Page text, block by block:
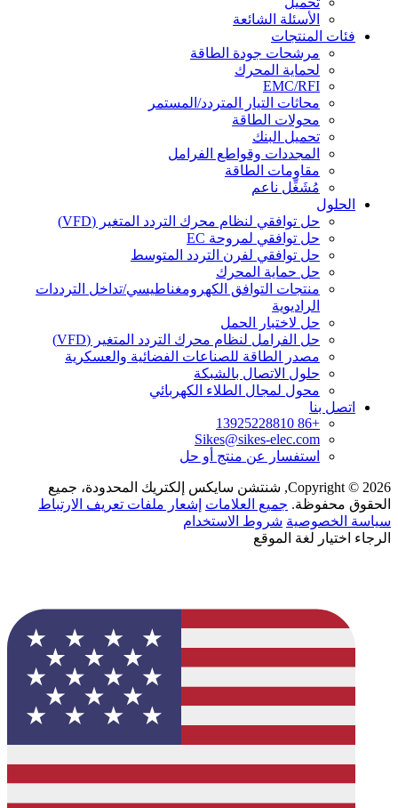
الأسئلة الشائعة
فئات المنتجات
مرشحات جودة الطاقة
لحماية المحرك
EMC/RFI
محاثات التيار المتردد/المستمر
محولات الطاقة
تحميل البنك
المجددات وقواطع الفرامل
مقاومات الطاقة
مُشَغِّل ناعم
الحلول
حل توافقي لنظام محرك التردد المتغير (VFD)
حل توافقي لمروحة EC
حل توافقي لفرن التردد المتوسط
حل حماية المحرك
منتجات التوافق الكهرومغناطيسي/تداخل الترددات
الراديوية
حل لاختبار الحمل
حل الفرامل لنظام محرك التردد المتغير (VFD)
مصدر الطاقة للصناعات الفضائية والعسكرية
حلول الاتصال بالشبكة
محول لمجال الطلاء الكهربائي
اتصل بنا
+86 13925228810
Sikes@sikes-elec.com
استفسار عن منتج أو حل
Copyright © 2026, شنتشن سايكس إلكتريك المحدودة، جميع
الحقوق محفوظة. جميع العلامات إشعار ملفات تعريف الارتباط
سياسة الخصوصية شروط الاستخدام
الرجاء اختيار لغة الموقع